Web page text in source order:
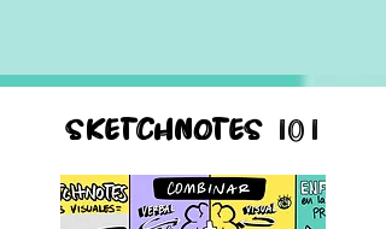
sketchnotes 101